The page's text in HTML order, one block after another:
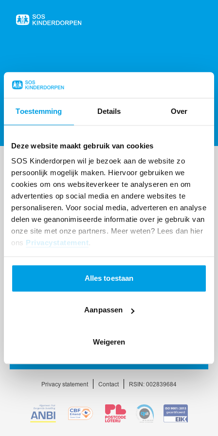
Toestemming Details Over
Deze website maakt gebruik van cookies
SOS Kinderdorpen wil je bezoek aan de website zo
persoonlijk mogelijk maken. Hiervoor gebruiken we
cookies om ons websiteverkeer te analyseren en om
advertenties op social media en andere websites te
personaliseren. Voor social media, adverteren en analyse
delen we geanonimiseerde informatie over je gebruik van
onze site met onze partners. Meer weten? Lees dan hier
ons Privacystatement.
Alles toestaan
Aanpassen
Weigeren
Naar
404, PAGINA NIET GEVONDEN
probeer de homepaginaofneem contact op
naar
homepage
Privacy statement Contact RSIN: 002839684